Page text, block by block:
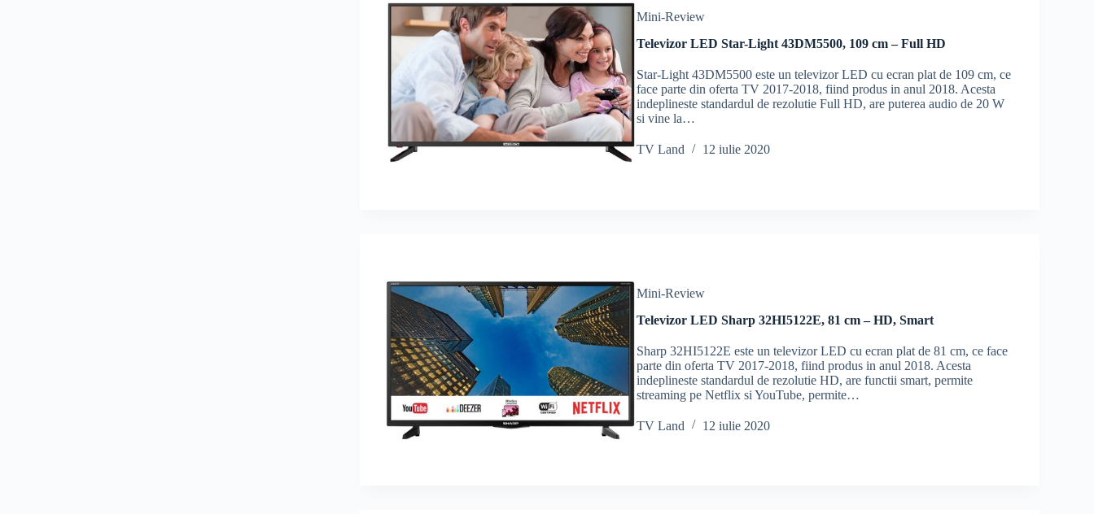
Mini-Review
Televizor LED Star-Light 43DM5500, 109 cm – Full HD
Star-Light 43DM5500 este un televizor LED cu ecran plat de 109 cm, ce
face parte din oferta TV 2017-2018, fiind produs in anul 2018. Acesta
indeplineste standardul de rezolutie Full HD, are puterea audio de 20 W
si vine la…
TV Land 12 iulie 2020
Mini-Review
Televizor LED Sharp 32HI5122E, 81 cm – HD, Smart
Sharp 32HI5122E este un televizor LED cu ecran plat de 81 cm, ce face
parte din oferta TV 2017-2018, fiind produs in anul 2018. Acesta
indeplineste standardul de rezolutie HD, are functii smart, permite
streaming pe Netflix si YouTube, permite…
TV Land 12 iulie 2020